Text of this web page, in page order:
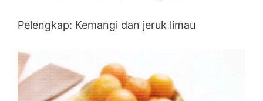
Pelengkap: Kemangi dan jeruk limau